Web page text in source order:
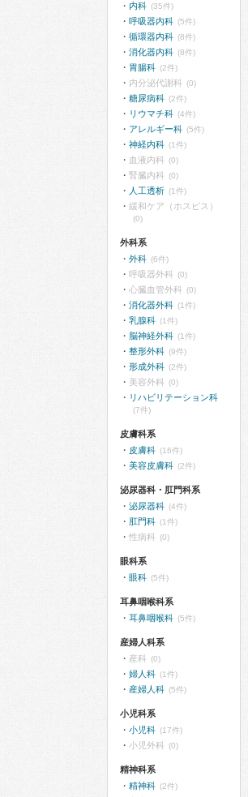
内科 (35件)
呼吸器内科 (5件)
循環器内科 (8件)
消化器内科 (8件)
胃腸科 (2件)
内分泌代謝科 (0)
糖尿病科 (2件)
リウマチ科 (4件)
アレルギー科 (5件)
神経内科 (1件)
血液内科 (0)
腎臓内科 (0)
人工透析 (1件)
緩和ケア（ホスピス）
(0)
外科系
外科 (6件)
呼吸器外科 (0)
心臓血管外科 (0)
消化器外科 (1件)
乳腺科 (1件)
脳神経外科 (1件)
整形外科 (9件)
形成外科 (2件)
美容外科 (0)
リハビリテーション科
(7件)
皮膚科系
皮膚科 (16件)
美容皮膚科 (2件)
泌尿器科・肛門科系
泌尿器科 (4件)
肛門科 (1件)
性病科 (0)
眼科系
眼科 (5件)
耳鼻咽喉科系
耳鼻咽喉科 (5件)
産婦人科系
産科 (0)
婦人科 (1件)
産婦人科 (5件)
小児科系
小児科 (17件)
小児外科 (0)
精神科系
精神科 (2件)